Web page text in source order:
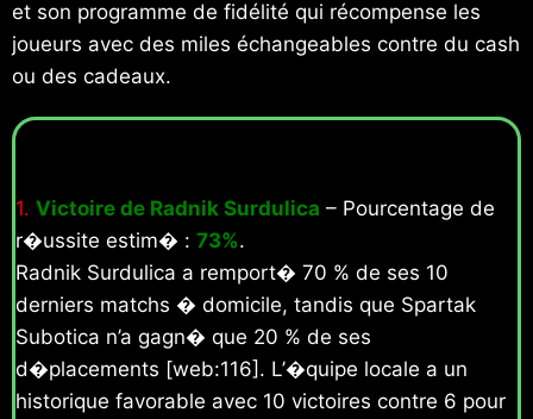
et son programme de fidélité qui récompense les
joueurs avec des miles échangeables contre du cash
ou des cadeaux.
1. Victoire de Radnik Surdulica – Pourcentage de
r�ussite estim� : 73%.
Radnik Surdulica a remport� 70 % de ses 10
derniers matchs � domicile, tandis que Spartak
Subotica n’a gagn� que 20 % de ses
d�placements [web:116]. L’�quipe locale a un
historique favorable avec 10 victoires contre 6 pour